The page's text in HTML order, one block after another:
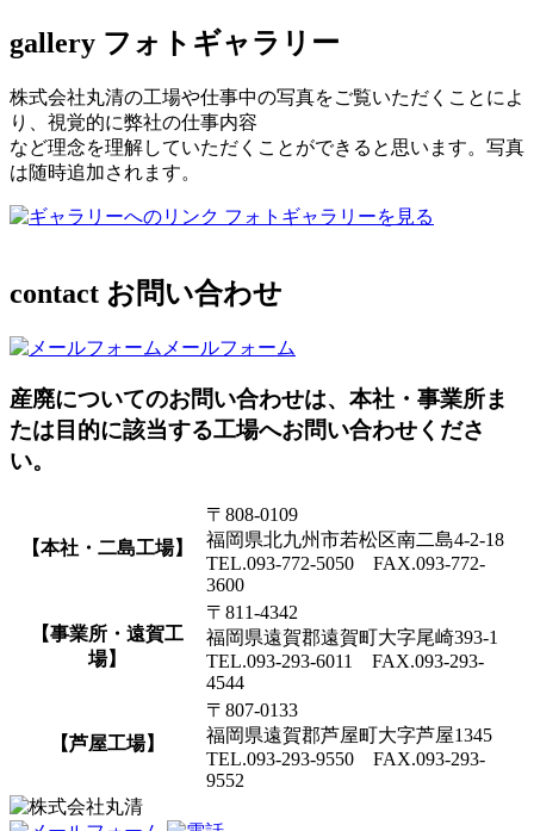
gallery フォトギャラリー
株式会社丸清の工場や仕事中の写真をご覧いただくことによ
り、視覚的に弊社の仕事内容
など理念を理解していただくことができると思います。写真
は随時追加されます。
フォトギャラリーを見る
contact お問い合わせ
メールフォーム
産廃についてのお問い合わせは、本社・事業所ま
たは目的に該当する工場へお問い合わせくださ
い。
【本社・二島工場】
〒808-0109
福岡県北九州市若松区南二島4-2-18
TEL.093-772-5050 FAX.093-772-
3600
【事業所・遠賀工
場】
〒811-4342
福岡県遠賀郡遠賀町大字尾崎393-1
TEL.093-293-6011 FAX.093-293-
4544
【芦屋工場】
〒807-0133
福岡県遠賀郡芦屋町大字芦屋1345
TEL.093-293-9550 FAX.093-293-
9552